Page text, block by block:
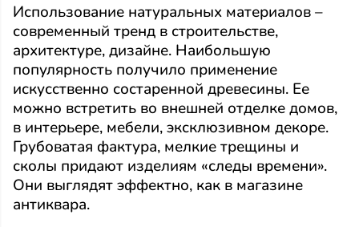
Использование натуральных материалов –
современный тренд в строительстве,
архитектуре, дизайне. Наибольшую
популярность получило применение
искусственно состаренной древесины. Ее
можно встретить во внешней отделке домов,
в интерьере, мебели, эксклюзивном декоре.
Грубоватая фактура, мелкие трещины и
сколы придают изделиям «следы времени».
Они выглядят эффектно, как в магазине
антиквара.